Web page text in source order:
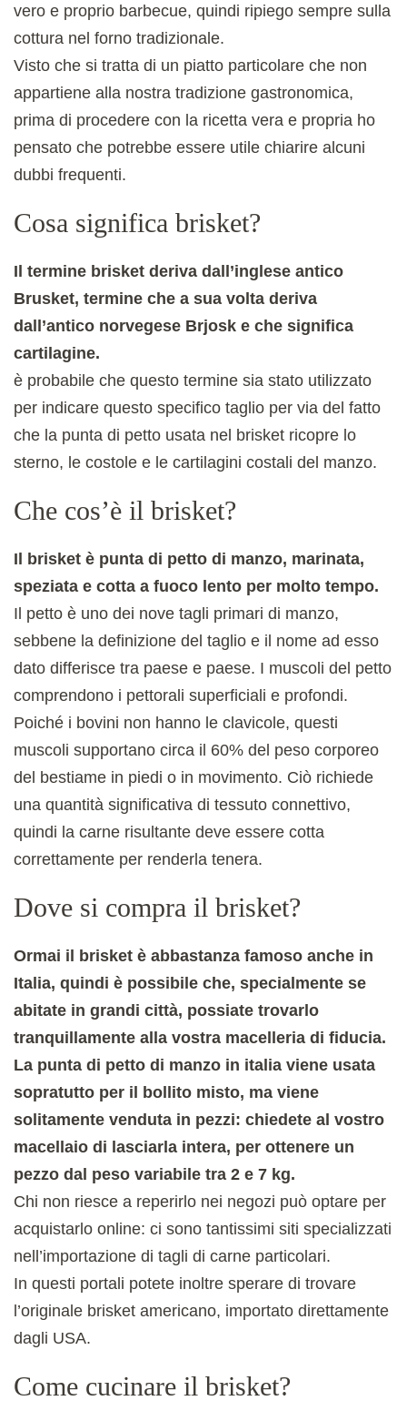
vero e proprio barbecue, quindi ripiego sempre sulla
cottura nel forno tradizionale.
Visto che si tratta di un piatto particolare che non
appartiene alla nostra tradizione gastronomica,
prima di procedere con la ricetta vera e propria ho
pensato che potrebbe essere utile chiarire alcuni
dubbi frequenti.
Cosa significa brisket?
Il termine brisket deriva dall’inglese antico
Brusket, termine che a sua volta deriva
dall’antico norvegese Brjosk e che significa
cartilagine.
è probabile che questo termine sia stato utilizzato
per indicare questo specifico taglio per via del fatto
che la punta di petto usata nel brisket ricopre lo
sterno, le costole e le cartilagini costali del manzo.
Che cos’è il brisket?
Il brisket è punta di petto di manzo, marinata,
speziata e cotta a fuoco lento per molto tempo.
Il petto è uno dei nove tagli primari di manzo,
sebbene la definizione del taglio e il nome ad esso
dato differisce tra paese e paese. I muscoli del petto
comprendono i pettorali superficiali e profondi.
Poiché i bovini non hanno le clavicole, questi
muscoli supportano circa il 60% del peso corporeo
del bestiame in piedi o in movimento. Ciò richiede
una quantità significativa di tessuto connettivo,
quindi la carne risultante deve essere cotta
correttamente per renderla tenera.
Dove si compra il brisket?
Ormai il brisket è abbastanza famoso anche in
Italia, quindi è possibile che, specialmente se
abitate in grandi città, possiate trovarlo
tranquillamente alla vostra macelleria di fiducia.
La punta di petto di manzo in italia viene usata
sopratutto per il bollito misto, ma viene
solitamente venduta in pezzi: chiedete al vostro
macellaio di lasciarla intera, per ottenere un
pezzo dal peso variabile tra 2 e 7 kg.
Chi non riesce a reperirlo nei negozi può optare per
acquistarlo online: ci sono tantissimi siti specializzati
nell’importazione di tagli di carne particolari.
In questi portali potete inoltre sperare di trovare
l’originale brisket americano, importato direttamente
dagli USA.
Come cucinare il brisket?